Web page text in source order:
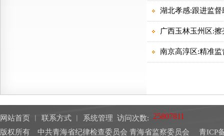
网站首页 联系方式 系统管理 访问次数:
版权所有 中共青海省纪律检查委员会 青海省监察委员会
青ICP